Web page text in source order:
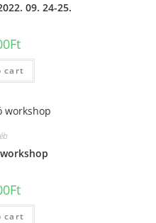
09. 24-25.
Ft
cart
Ft
cart